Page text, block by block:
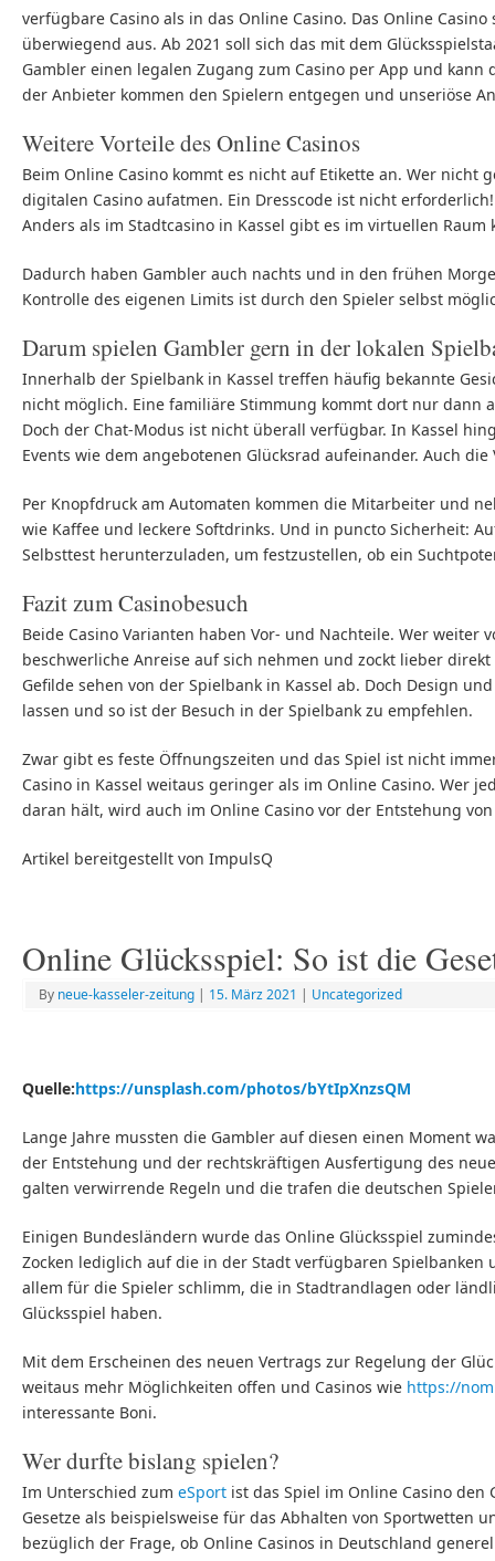
verfügbare Casino als in das Online Casino. Das Online
überwiegend aus. Ab 2021 soll sich das mit dem
Gambler einen legalen Zugang zum Casino per App und
der Anbieter kommen den Spielern entgegen und unseriöse
Weitere Vorteile des Online Casinos
Beim Online Casino kommt es nicht auf Etikette an. Wer
digitalen Casino aufatmen. Ein Dresscode ist nicht
Anders als im Stadtcasino in Kassel gibt es im virtuellen
Dadurch haben Gambler auch nachts und in den frühen
Kontrolle des eigenen Limits ist durch den Spieler selbst
Darum spielen Gambler gern in der lokalen
Innerhalb der Spielbank in Kassel treffen häufig bekannte
nicht möglich. Eine familiäre Stimmung kommt dort nur dann
Doch der Chat-Modus ist nicht überall verfügbar. In Kassel
Events wie dem angebotenen Glücksrad aufeinander. Auch
Per Knopfdruck am Automaten kommen die Mitarbeiter und
wie Kaffee und leckere Softdrinks. Und in puncto Sicherheit:
Selbsttest herunterzuladen, um festzustellen, ob ein
Fazit zum Casinobesuch
Beide Casino Varianten haben Vor- und Nachteile. Wer weiter
beschwerliche Anreise auf sich nehmen und zockt lieber
Gefilde sehen von der Spielbank in Kassel ab. Doch Design
lassen und so ist der Besuch in der Spielbank zu empfehlen.
Zwar gibt es feste Öffnungszeiten und das Spiel ist nicht
Casino in Kassel weitaus geringer als im Online Casino. Wer
daran hält, wird auch im Online Casino vor der Entstehung
Artikel bereitgestellt von ImpulsQ
Online Glücksspiel: So ist die
By neue-kasseler-zeitung | 15. März 2021 | Uncategorized
Quelle:https://unsplash.com/photos/bYtIpXnzsQM
Lange Jahre mussten die Gambler auf diesen einen Moment
der Entstehung und der rechtskräftigen Ausfertigung des
galten verwirrende Regeln und die trafen die deutschen
Einigen Bundesländern wurde das Online Glücksspiel
Zocken lediglich auf die in der Stadt verfügbaren Spielbanken
allem für die Spieler schlimm, die in Stadtrandlagen oder
Glücksspiel haben.
Mit dem Erscheinen des neuen Vertrags zur Regelung der
weitaus mehr Möglichkeiten offen und Casinos wie https://
interessante Boni.
Wer durfte bislang spielen?
Im Unterschied zum eSport ist das Spiel im Online Casino
Gesetze als beispielsweise für das Abhalten von Sportwetten
bezüglich der Frage, ob Online Casinos in Deutschland